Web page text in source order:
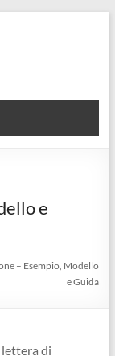
e
– Esempio, Modello
e Guida
lettera di